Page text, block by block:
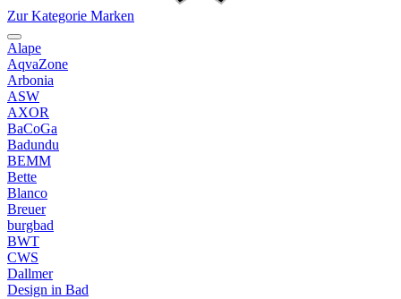
Zur Kategorie Marken
Alape
AqvaZone
Arbonia
ASW
AXOR
BaCoGa
Badundu
BEMM
Bette
Blanco
Breuer
burgbad
BWT
CWS
Dallmer
Design in Bad